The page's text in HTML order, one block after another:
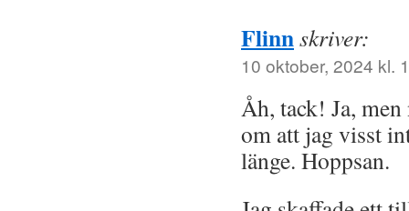
Flinnskriver:
10 oktober, 2024 kl.
Åh, tack! Ja,
om att jag visst
länge. Hoppsan.